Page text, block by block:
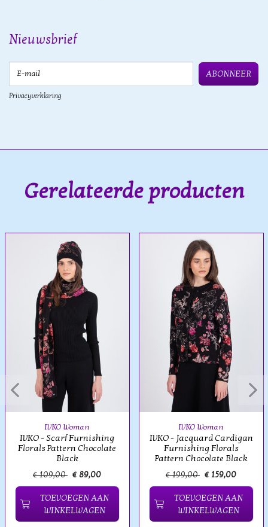
Nieuwsbrief
ABONNEER
Privacyverklaring
Gerelateerde producten
IVKO Woman
IVKO - Scarf Furnishing
Florals Pattern Chocolate
Black
€ 109,00 € 89,00
TOEVOEGEN AAN
WINKELWAGEN
IVKO Woman
IVKO - Jacquard Cardigan
Furnishing Florals
Pattern Chocolate Black
€ 199,00 € 159,00
TOEVOEGEN AAN
WINKELWAGEN